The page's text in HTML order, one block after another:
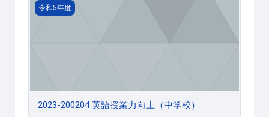
2023-200204 英語授業力向上（中学校）
令和5年度
2023-200204 英語授業力向上（中学校）